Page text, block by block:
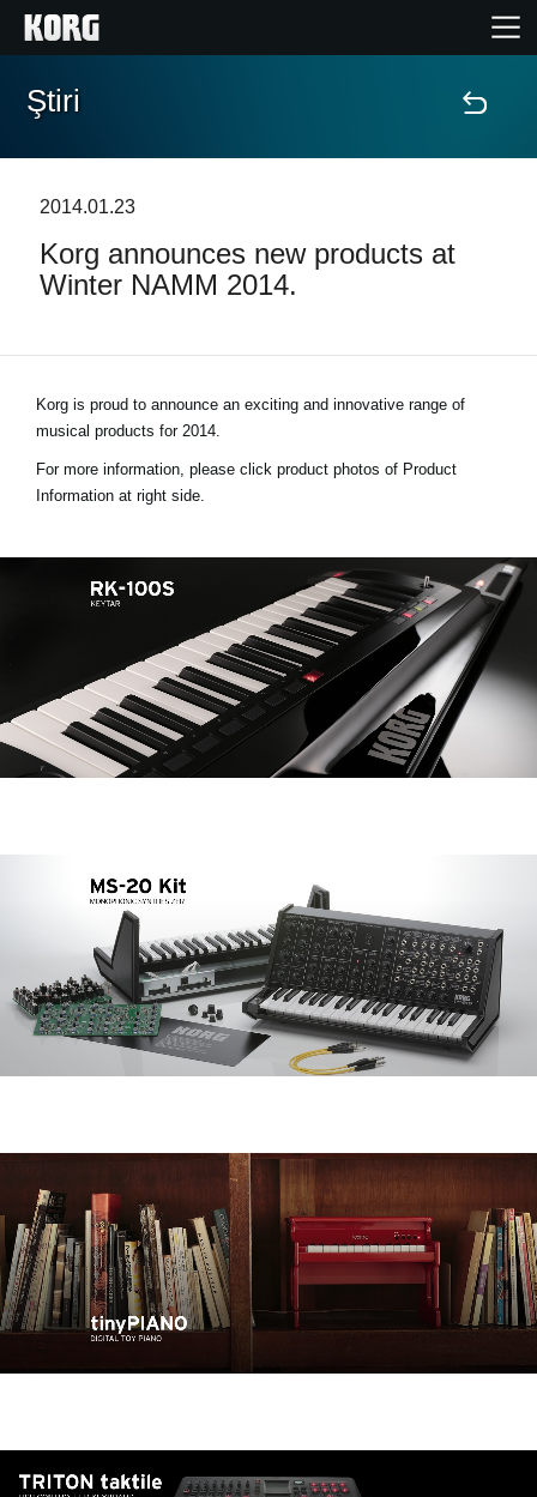
În Prim Plan
Găsește un Magazin
Locaţie
Social Media
Despre Korg
Ştiri
2014.01.23
Korg announces new products at
Winter NAMM 2014.
Korg is proud to announce an exciting and innovative range of
musical products for 2014.
For more information, please click product photos of Product
Information at right side.